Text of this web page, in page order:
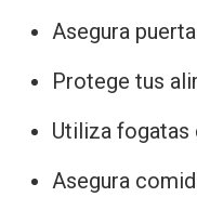
Asegura
Protege tus
Utiliza fogatas
Asegura